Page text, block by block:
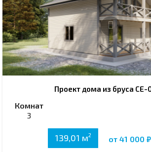
Проект дома из бруса СЕ-
Комнат
3
139,01 м2 от 41 000